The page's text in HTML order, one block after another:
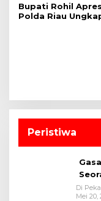
Bupati Rohil
Polda Riau
Peristiwa
Di
Mei 20,